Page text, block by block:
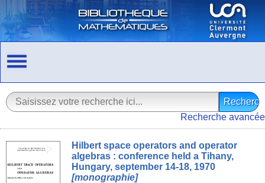
Recherche avancée
Hilbert space operators and operator
algebras : conference held a Tihany,
Hungary, september 14-18, 1970
[monographie]